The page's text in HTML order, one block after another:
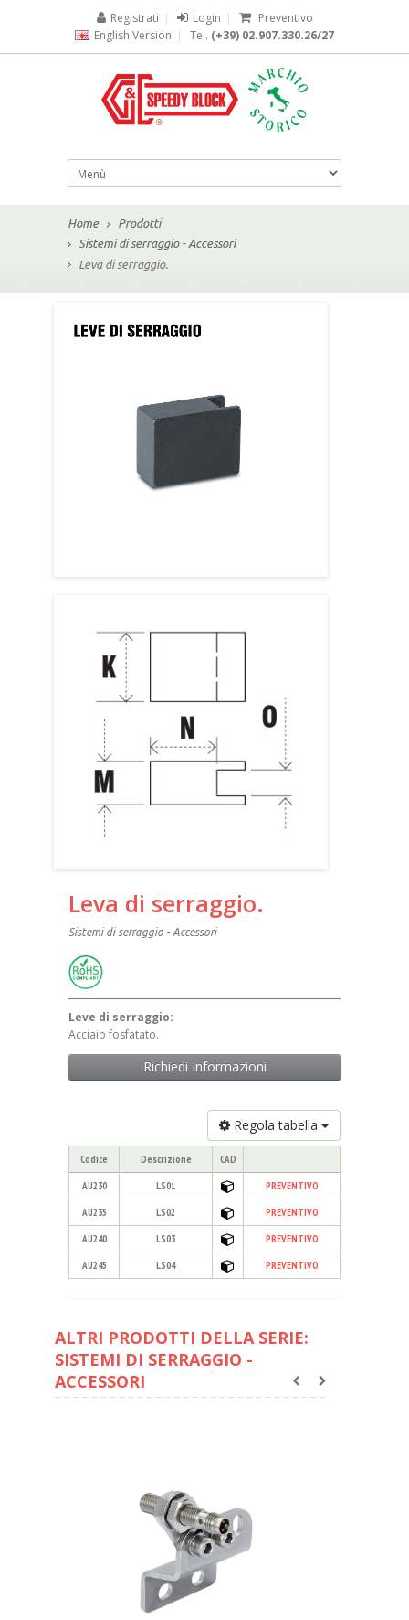
Registrati | Login |
Preventivo
English Version | Tel. (+39) 02.907.330.26/27
Home
Prodotti
Sistemi di serraggio - Accessori
Leva di serraggio.
Leva di serraggio.
Sistemi di serraggio - Accessori
Leve di serraggio:
Acciaio fosfatato.
Richiedi Informazioni
Regola tabella
Codice Descrizione CAD
AU230 LS01 PREVENTIVO
AU235 LS02 PREVENTIVO
AU240 LS03 PREVENTIVO
AU245 LS04 PREVENTIVO
ALTRI PRODOTTI DELLA SERIE:
SISTEMI DI SERRAGGIO -
ACCESSORI